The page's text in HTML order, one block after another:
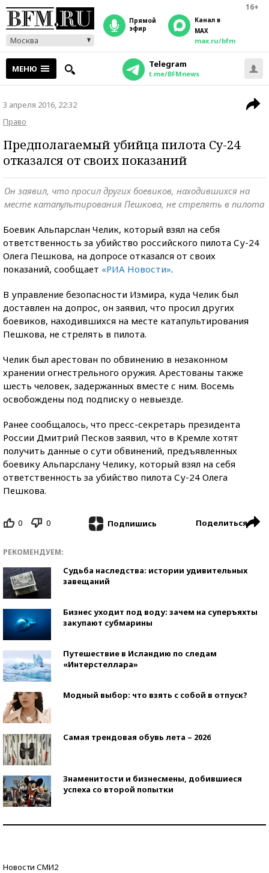
16+
Москва
прямой
эфир
Канал в
MAX
max.ru/bfm
МЕНЮ Telegram
t.me/BFMnews
3 апреля 2016, 22:32
Право
Предполагаемый убийца пилота Су-24
отказался от своих показаний
Он заявил, что просил других боевиков, находившихся на
месте катапультирования Пешкова, не стрелять в пилота
Боевик Альпарслан Челик, который взял на себя
ответственность за убийство российского пилота Су-24
Олега Пешкова, на допросе отказался от своих
показаний, сообщает «РИА Новости».
В управление безопасности Измира, куда Челик был
доставлен на допрос, он заявил, что просил других
боевиков, находившихся на месте катапультирования
Пешкова, не стрелять в пилота.
Челик был арестован по обвинению в незаконном
хранении огнестрельного оружия. Арестованы также
шесть человек, задержанных вместе с ним. Восемь
освобождены под подписку о невыезде.
Ранее сообщалось, что пресс-секретарь президента
России Дмитрий Песков заявил, что в Кремле хотят
получить данные о сути обвинений, предъявленных
боевику Альпарслану Челику, который взял на себя
ответственность за убийство пилота Су-24 Олега
Пешкова.
0 0 Подпишись Поделиться
РЕКОМЕНДУЕМ:
Судьба наследства: истории удивительных
завещаний
Бизнес уходит под воду: зачем на суперъяхты
закупают субмарины
Путешествие в Исландию по следам
«Интерстеллара»
Модный выбор: что взять с собой в отпуск?
Самая трендовая обувь лета – 2026
Знаменитости и бизнесмены, добившиеся
успеха со второй попытки
Новости СМИ2